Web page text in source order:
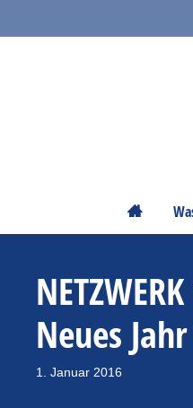
Inhalt
Neues
1. Januar 2016